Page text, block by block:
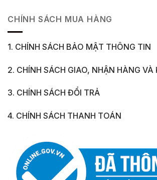
CHÍNH SÁCH MUA HÀNG
1. CHÍNH SÁCH BẢO MẬT THÔNG TIN
2. CHÍNH SÁCH GIAO, NHẬN HÀNG VÀ
3. CHÍNH SÁCH ĐỔI TRẢ
4. CHÍNH SÁCH THANH TOÁN